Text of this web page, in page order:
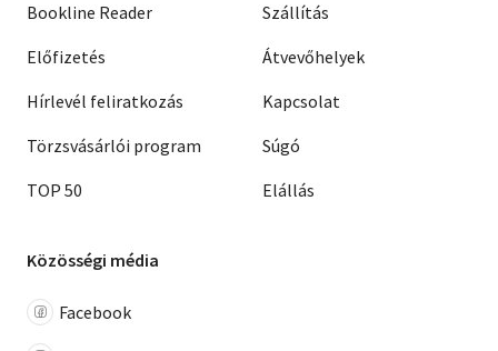
Bookline Reader
Előfizetés
Hírlevél feliratkozás
Törzsvásárlói program
TOP 50
Szállítás
Átvevőhelyek
Kapcsolat
Súgó
Elállás
Közösségi média
Facebook